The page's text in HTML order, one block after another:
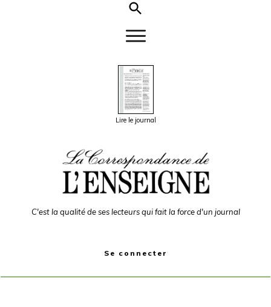
Lire le journal
C'est la qualité de ses lecteurs qui fait la force d'un journal
Se connecter